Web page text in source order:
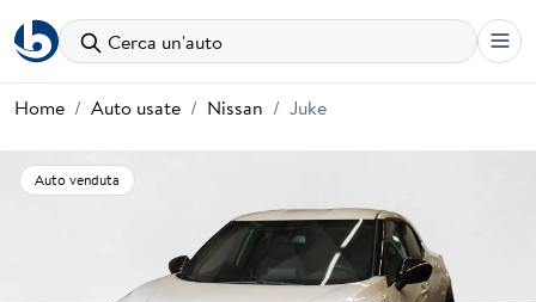
Cerca un'auto
Home Auto usate Nissan Juke
Auto venduta